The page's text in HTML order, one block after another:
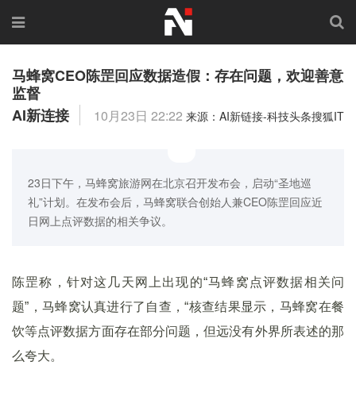
马蜂窝CEO陈罡回应数据造假：存在问题，欢迎善意
监督
AI新连接
10月23日 22:22 来源：AI新链接-科技头条搜狐IT
23日下午，马蜂窝旅游网在北京召开发布会，启动“圣地巡
礼”计划。在发布会后，马蜂窝联合创始人兼CEO陈罡回应近
日网上点评数据的相关争议。
陈罡称，针对这几天网上出现的“马蜂窝点评数据相关问
题”，马蜂窝认真进行了自查，“核查结果显示，马蜂窝在餐
饮等点评数据方面存在部分问题，但远没有外界所表述的那
么夸大。